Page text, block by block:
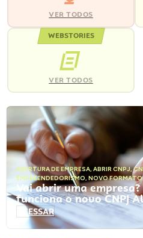
VER TODOS
WEBSTORIES
VER TODOS
ABERTURA DE EMPRESA, ABRIR CNPJ,
EMPREENDEDORISMO, NOVO FORMATO
Vai abrir uma
funciona o novo CNPJ
ACESSAR